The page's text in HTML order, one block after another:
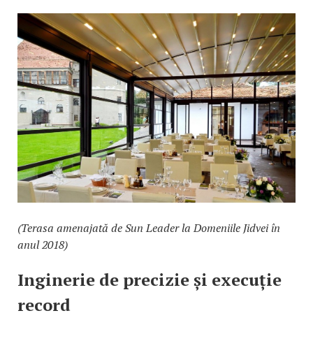
(Terasa amenajată de Sun Leader la Domeniile Jidvei în
anul 2018)
Inginerie de precizie și execuție
record